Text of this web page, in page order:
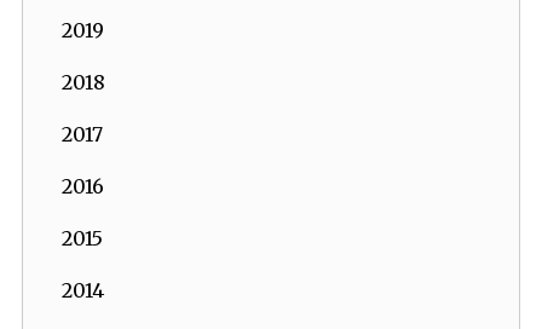
2019
2018
2017
2016
2015
2014